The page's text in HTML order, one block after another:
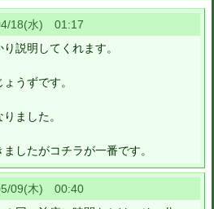
18(水) 01:17
説明してくれます。
うずです。
ました。
したがコチラが一番です。
09(木) 00:40